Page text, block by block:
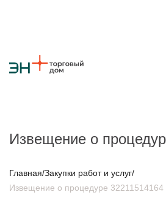
Извещение о
Главная/Закупки работ и услуг/
Извещение о процедуре 32211514164